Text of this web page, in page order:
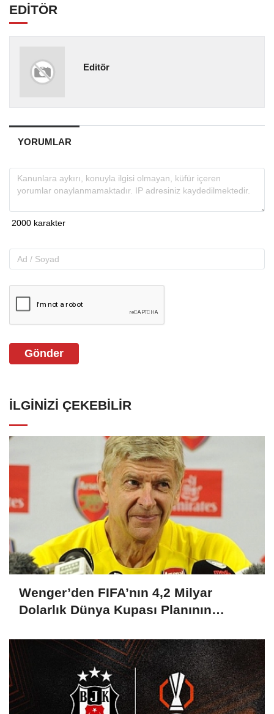
EDİTÖR
Editör
YORUMLAR
Gönder
İLGINIZI ÇEKEBILIR
Wenger’den FIFA’nın 4,2 Milyar
Dolarlık Dünya Kupası Planının